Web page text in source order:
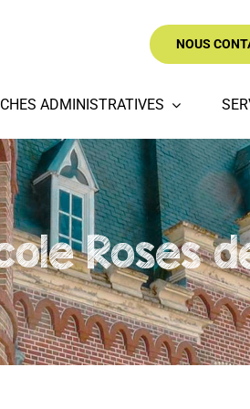
NOUS
ADMINISTRATIVES
Roses